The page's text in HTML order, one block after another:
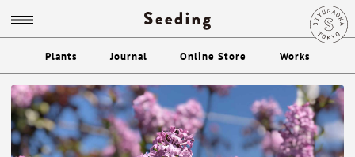
Plants Journal Online Store Works